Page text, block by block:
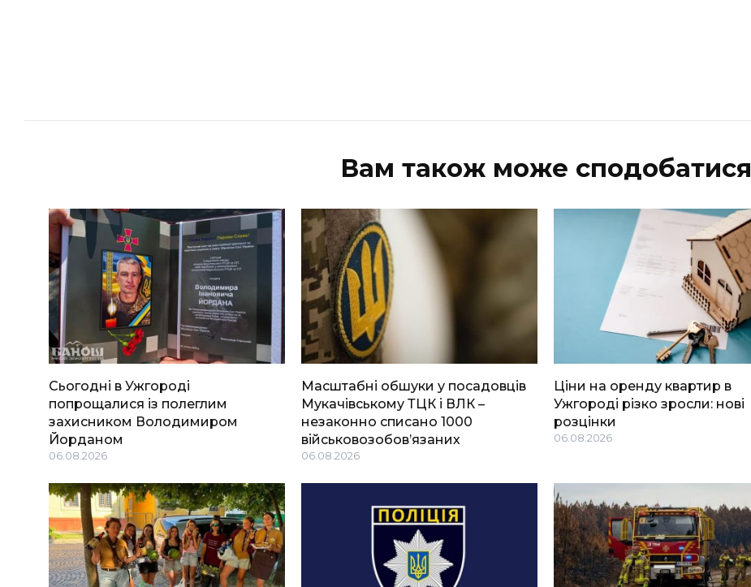
Вам також може сподобатися
Сьогодні в Ужгороді
попрощалися із полеглим
захисником Володимиром
Йорданом
06.08.2026
Масштабні обшуки у посадовців
Мукачівському ТЦК і ВЛК –
незаконно списано 1000
військовозобов’язаних
06.08.2026
Ціни на оренду квартир в
Ужгороді різко зросли: нові
розцінки
06.08.2026